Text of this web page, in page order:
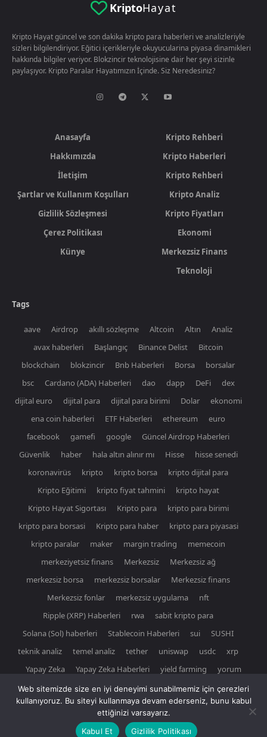
KriptoHayat
Kripto Hayat güncel ve son dakika kripto para haberleri ve analizleriyle
sizleri bilgilendiriyor. Eğitici içerikleriyle okuyucularina piyasa dinamikleri
hakkında bilgiler veriyor. Blokzincir teknolojisine dair her şeyi sizinle
paylaşıyor. Kripto Paralar Hayatımızın İçinde. Siz Neredesiniz?
Anasayfa
Hakkımızda
İletişim
Şartlar ve Kullanım Koşulları
Gizlilik Sözleşmesi
Çerez Politikası
Künye
Kripto Rehberi
Kripto Haberleri
Kripto Rehberi
Kripto Analiz
Kripto Fiyatları
Ekonomi
Merkezsiz Finans
Teknoloji
Tags
aave Airdrop akıllı sözleşme Altcoin Altın
Analiz
avax haberleri
Başlangıç Binance Delist
Bitcoin
blockchain
blokzincir Bnb Haberleri Borsa
borsalar
bsc
Cardano (ADA) Haberleri dao dapp DeFi
dex
dijital euro
dijital para dijital para birimi Dolar
ekonomi
ena coin haberleri
ETF Haberleri ethereum
euro
facebook
gamefi google
Güncel Airdrop Haberleri
Güvenlik
haber hala altın alınır mı Hisse
hisse senedi
koronavirüs
kripto kripto borsa
kripto dijital para
Kripto Eğitimi
kripto fiyat tahmini
kripto hayat
Kripto Hayat Sigortası
Kripto para
kripto para birimi
kripto para borsasi
Kripto para haber
kripto para piyasasi
kripto paralar
maker margin trading
memecoin
merkeziyetsiz finans
Merkezsiz
Merkezsiz ağ
merkezsiz borsa
merkezsiz borsalar
Merkezsiz finans
Merkezsiz fonlar
merkezsiz uygulama
nft
Ripple (XRP) Haberleri
rwa
sabit kripto para
Solana (Sol) haberleri
Stablecoin Haberleri sui
SUSHI
teknik analiz
temel analiz tether uniswap usdc
xrp
Yapay Zeka
Yapay Zeka Haberleri yield farming yorum
© Newspaper WordPress Theme by TagDiv
Web sitemizde size en iyi deneyimi sunabilmemiz için çerezleri
kullanıyoruz. Bu siteyi kullanmaya devam ederseniz, bunu kabul
ettiğinizi varsayarız.
Kabul Et
Gizlilik Politikası